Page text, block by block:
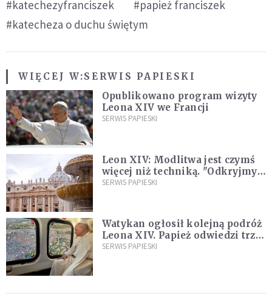
#katechezyfranciszek
#papież franciszek
#katecheza o duchu świętym
WIĘCEJ W:SERWIS PAPIESKI
Opublikowano program wizyty
Leona XIV we Francji
SERWIS PAPIESKI
Leon XIV: Modlitwa jest czymś
więcej niż techniką. "Odkryjmy
ją na nowo"
SERWIS PAPIESKI
Watykan ogłosił kolejną podróż
Leona XIV. Papież odwiedzi trzy
kraje Ameryki Południowej
SERWIS PAPIESKI